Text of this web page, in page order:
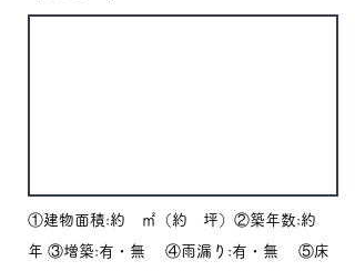
①建物面積:約 ㎡（約 坪）②築年数:約
年 ③増築:有・無 ④雨漏り:有・無 ⑤床